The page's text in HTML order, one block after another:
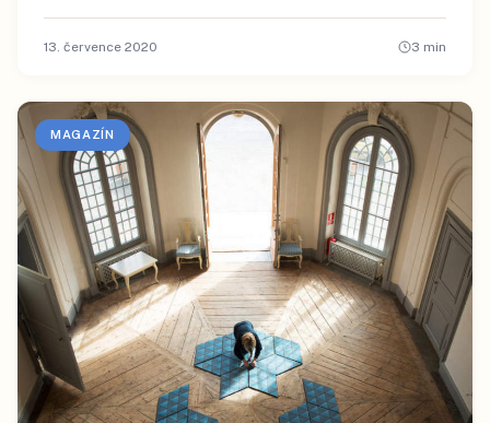
13. července 2020 3 min
MAGAZÍN